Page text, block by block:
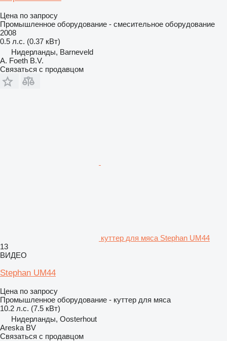
Цена по запросу
Промышленное оборудование - смесительное оборудование
2008
0.5 л.с. (0.37 кВт)
Нидерланды, Barneveld
A. Foeth B.V.
Связаться с продавцом
куттер для мяса Stephan UM44
13
ВИДЕО
Stephan UM44
Цена по запросу
Промышленное оборудование - куттер для мяса
10.2 л.с. (7.5 кВт)
Нидерланды, Oosterhout
Areska BV
Связаться с продавцом